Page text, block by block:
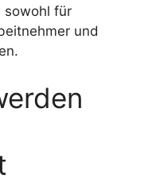
sowohl für
und